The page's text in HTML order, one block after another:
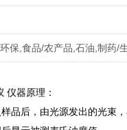
保,食品/农产品,石油,制药/
仪器原理：
品后，由光源发出的光束